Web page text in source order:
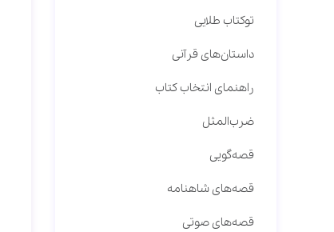
توکتاب طلایی
داستان‌های قرآنی
راهنمای انتخاب کتاب
ضرب‌المثل
قصه‌گویی
قصه‌های شاهنامه
قصه‌های صوتی